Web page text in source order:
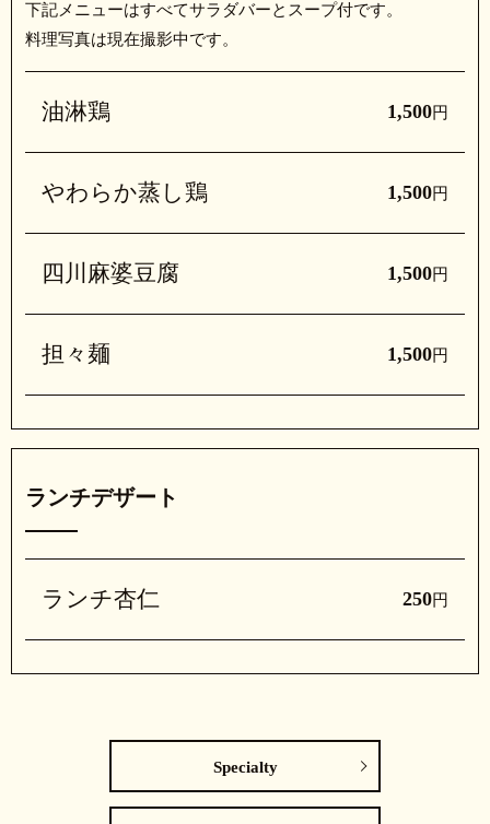
下記メニューはすべてサラダバーとスープ付です。
料理写真は現在撮影中です。
油淋鶏 1,500円
やわらか蒸し鶏 1,500円
四川麻婆豆腐 1,500円
担々麺 1,500円
ランチデザート
ランチ杏仁 250円
Specialty